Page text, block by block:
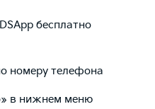
бесплатно
номеру телефона
в нижнем меню